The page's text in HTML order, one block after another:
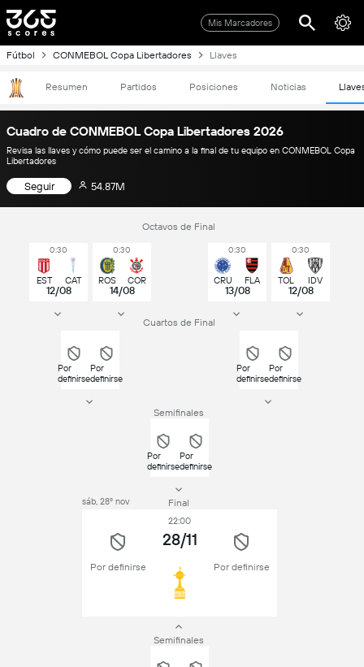
Mis Marcadores
Fútbol CONMEBOL Copa Libertadores Llaves
Resumen Partidos Posiciones Noticias
Cuadro de CONMEBOL Copa Libertadores 2026
Revisa las llaves y cómo puede ser el camino a la final de tu equipo en CONMEBOL Copa
Libertadores
Seguir 54.87M
Octavos de Final
0:30
EST CAT
12/08
0:30
ROS COR
14/08
0:30
CRU FLA
13/08
0:30
TOL IDV
12/08
Cuartos de Final
Por
definirse
Por
definirse
Por
definirse
Por
definirse
Semifinales
Por
definirse
Por
definirse
Final
sáb, 28º nov
Por definirse
22:00
28/11
Por definirse
Semifinales